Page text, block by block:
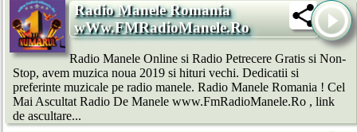
Radio Manele Romania
wWw.FMRadioManele.Ro
Radio Manele Online si Radio Petrecere Gratis si Non-
Stop, avem muzica noua 2019 si hituri vechi. Dedicatii si
preferinte muzicale pe radio manele. Radio Manele Romania ! Cel
Mai Ascultat Radio De Manele www.FmRadioManele.Ro , link
de ascultare...